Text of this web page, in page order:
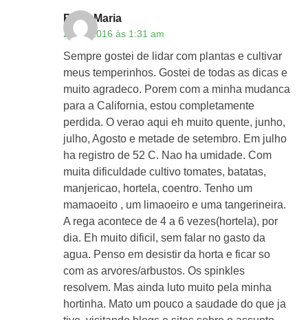
Rosa Maria
22/07/2016 às 1:31 am
Sempre gostei de lidar com plantas e cultivar
meus temperinhos. Gostei de todas as dicas e
muito agradeco. Porem com a minha mudanca
para a California, estou completamente
perdida. O verao aqui eh muito quente, junho,
julho, Agosto e metade de setembro. Em julho
ha registro de 52 C. Nao ha umidade. Com
muita dificuldade cultivo tomates, batatas,
manjericao, hortela, coentro. Tenho um
mamaoeito , um limaoeiro e uma tangerineira.
A rega acontece de 4 a 6 vezes(hortela), por
dia. Eh muito dificil, sem falar no gasto da
agua. Penso em desistir da horta e ficar so
com as arvores/arbustos. Os spinkles
resolvem. Mas ainda luto muito pela minha
hortinha. Mato um pouco a saudade do que ja